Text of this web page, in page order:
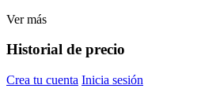
Ver más
Historial de precio
Crea tu cuenta Inicia sesión